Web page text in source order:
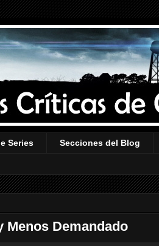
Series Secciones del Blog
Menos Demandado